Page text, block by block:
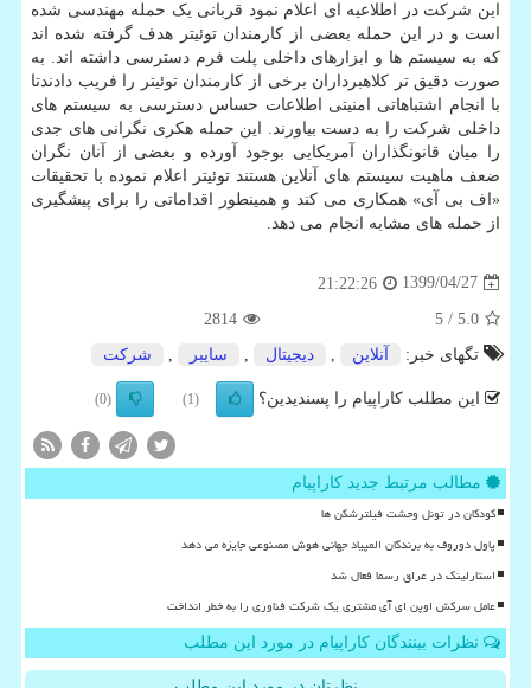
این شرکت در اطلاعیه ای اعلام نمود قربانی یک حمله مهندسی شده
است و در این حمله بعضی از کارمندان توئیتر هدف گرفته شده اند
که به سیستم ها و ابزارهای داخلی پلت فرم دسترسی داشته اند. به
صورت دقیق تر کلاهبرداران برخی از کارمندان توئیتر را فریب دادندتا
با انجام اشتباهاتی امنیتی اطلاعات حساس دسترسی به سیستم های
داخلی شرکت را به دست بیاورند. این حمله هکری نگرانی های جدی
را میان قانونگذاران آمریکایی بوجود آورده و بعضی از آنان نگران
ضعف ماهیت سیستم های آنلاین هستند توئیتر اعلام نموده با تحقیقات
«اف بی آی» همکاری می کند و همینطور اقداماتی را برای پیشگیری
از حمله های مشابه انجام می دهد.
1399/04/27
21:22:26
5.0
/ 5
2814
تگهای خبر:
آنلاین دیجیتال سایبر شركت
این مطلب کاراپیام را پسندیدین؟ (1)
(0)
مطالب مرتبط جدید کاراپیام
کودکان در تونل وحشت فیلترشکن ها
پاول دوروف به برندگان المپیاد جهانی هوش مصنوعی جایزه می دهد
استارلینک در عراق رسما فعال شد
عامل سرکش اوپن ای آی مشتری یک شرکت فناوری را به خطر انداخت
نظرات بینندگان کاراپیام در مورد این مطلب